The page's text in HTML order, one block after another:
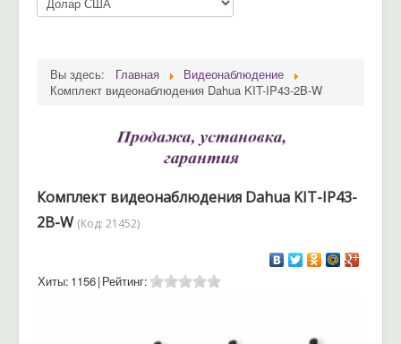
Вы здесь: Главная
Видеонаблюдение
Комплект видеонаблюдения Dahua KIT-IP43-2B-W
Комплект видеонаблюдения Dahua KIT-IP43-
2B-W (Код: 21452)
Хиты: 1156|Рейтинг: